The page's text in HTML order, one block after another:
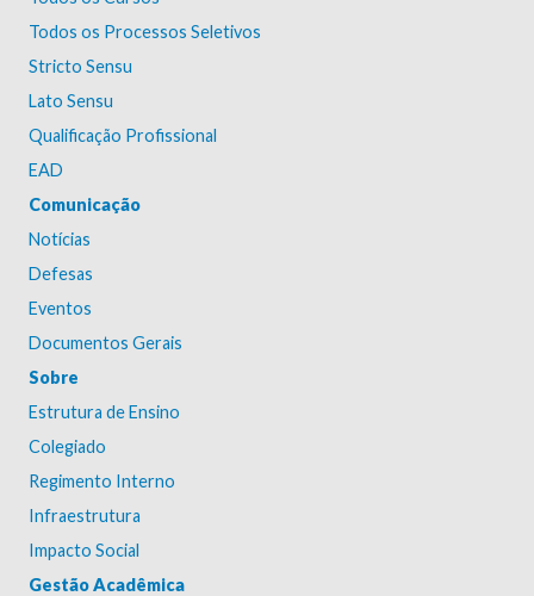
Todos os Processos Seletivos
Stricto Sensu
Lato Sensu
Qualificação Profissional
EAD
Comunicação
Notícias
Defesas
Eventos
Documentos Gerais
Sobre
Estrutura de Ensino
Colegiado
Regimento Interno
Infraestrutura
Impacto Social
Gestão Acadêmica